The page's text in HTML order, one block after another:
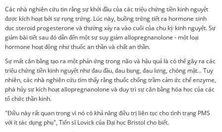
Các nhà nghiên cứu tin rằng sự khởi đầu của các triệu chứng tiền kinh nguyệt
được kích hoạt bởi sự rụng trứng. Lúc này, buồng trứng tiết ra hormone sinh
dục steroid progesterone và thường xảy ra vào cuối của chu kỳ kinh nguyệt. Sự
giảm bài tiết sau đó dẫn đến một sự suy giảm allopregnanolone - một loại
hormone hoạt động như thuốc an thần và chất an thần.
Sự mất cân bằng tạo ra một phản ứng trong não và hậu quả là có thể gây ra các
triệu chứng tiền kinh nguyệt như đau đầu, đau bụng, đau lưng, chóng mặt... Tuy
nhiên, các nhà nghiên cứu tìm thấy rằng thuốc chống trầm cảm ức chế enzyme,
phá hủy sự kích hoạt allopregnanolone và duy trì sự cân bằng hóa học của các
tổ chức thần kinh.
"Điều này rất quan trọng vì nó có khả năng điều trị liên tục cho tình trạng PMS
với ít tác dụng phụ", Tiến sĩ Lovick của Đại học Bristol cho biết.